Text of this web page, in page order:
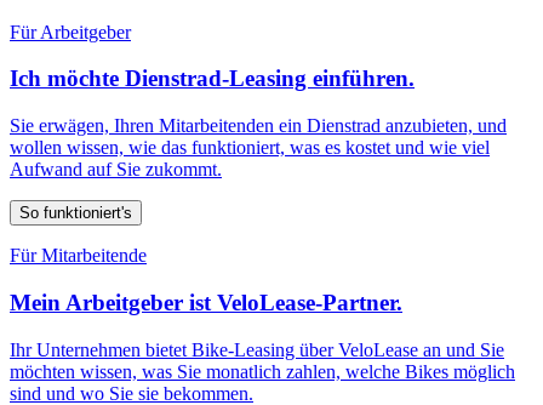
Für Arbeitgeber
Ich möchte Dienstrad-Leasing einführen.
Sie erwägen, Ihren Mitarbeitenden ein Dienstrad anzubieten, und
wollen wissen, wie das funktioniert, was es kostet und wie viel
Aufwand auf Sie zukommt.
So funktioniert's
Für Mitarbeitende
Mein Arbeitgeber ist VeloLease-Partner.
Ihr Unternehmen bietet Bike-Leasing über VeloLease an und Sie
möchten wissen, was Sie monatlich zahlen, welche Bikes möglich
sind und wo Sie sie bekommen.